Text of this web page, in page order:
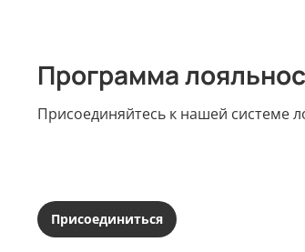
Программа
Присоединяйтесь к нашей системе
Присоединиться